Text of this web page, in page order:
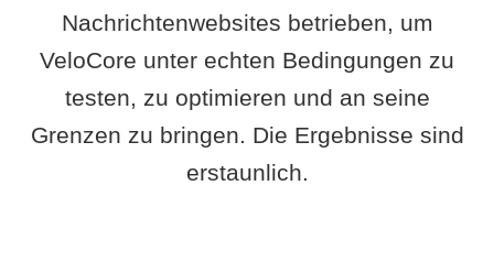
Nachrichtenwebsites betrieben, um
VeloCore unter echten Bedingungen zu
testen, zu optimieren und an seine
Grenzen zu bringen. Die Ergebnisse sind
erstaunlich.